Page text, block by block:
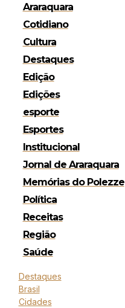
Araraquara
Cotidiano
Cultura
Destaques
Edição
Edições
esporte
Esportes
Institucional
Jornal de Araraquara
Memórias do Polezze
Política
Receitas
Região
Saúde
Destaques
Brasil
Cidades